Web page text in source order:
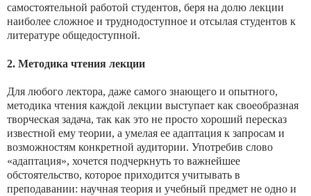
само­стоятельной работой студентов, беря на долю лекции
наиболее сложное и труднодоступное и отсылая студентов к
литературе общедоступной.
2. Методика чтения лекции
Для любого лектора, даже самого знающего и опытного,
мето­дика чтения каждой лекции выступает как своеобразная
творче­ская задача, так как это не просто хороший пересказ
известной ему теории, а умелая ее адаптация к запросам и
возможностям конкретной аудитории. Употребив слово
«адаптация», хочется подчеркнуть то важнейшее
обстоятельство, которое приходится учитывать в
преподавании: научная теория и учебный предмет не одно и